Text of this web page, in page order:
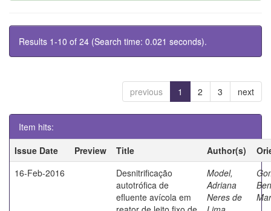
Results 1-10 of 24 (Search time: 0.021 seconds).
previous 1 2 3 next
Item hits:
Issue Date
Preview Title Author(s)
16-Feb-2016
Desnitrificação
autotrófica de
efluente avícola em
Model,
Adriana
Neres de